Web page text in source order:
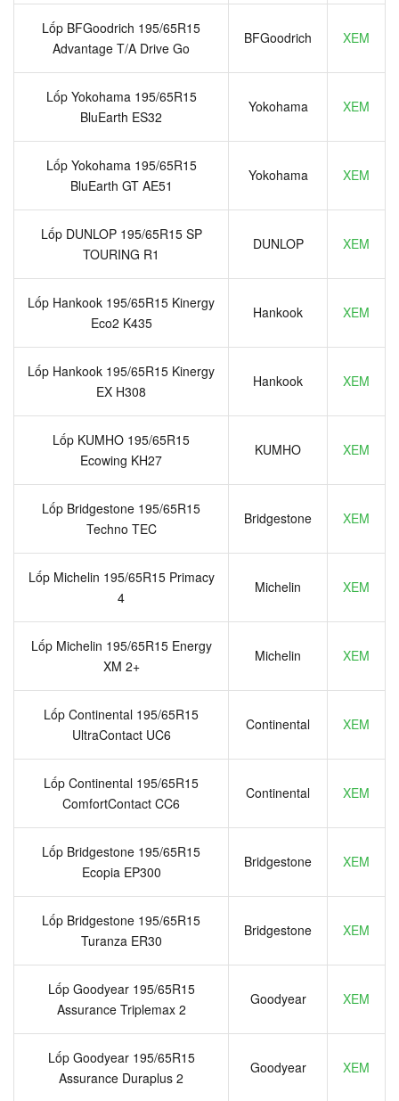
Lốp BFGoodrich 195/65R15
Advantage T/A Drive Go
BFGoodrich XEM
Lốp Yokohama 195/65R15
BluEarth ES32
Yokohama XEM
Lốp Yokohama 195/65R15
BluEarth GT AE51
Yokohama XEM
Lốp DUNLOP 195/65R15 SP
TOURING R1
DUNLOP XEM
Lốp Hankook 195/65R15 Kinergy
Eco2 K435
Hankook XEM
Lốp Hankook 195/65R15 Kinergy
EX H308
Hankook XEM
Lốp KUMHO 195/65R15
Ecowing KH27
KUMHO XEM
Lốp Bridgestone 195/65R15
Techno TEC
Bridgestone XEM
Lốp Michelin 195/65R15 Primacy
4
Michelin XEM
Lốp Michelin 195/65R15 Energy
XM 2+
Michelin XEM
Lốp Continental 195/65R15
UltraContact UC6
Continental XEM
Lốp Continental 195/65R15
ComfortContact CC6
Continental XEM
Lốp Bridgestone 195/65R15
Ecopia EP300
Bridgestone XEM
Lốp Bridgestone 195/65R15
Turanza ER30
Bridgestone XEM
Lốp Goodyear 195/65R15
Assurance Triplemax 2
Goodyear XEM
Lốp Goodyear 195/65R15
Assurance Duraplus 2
Goodyear XEM